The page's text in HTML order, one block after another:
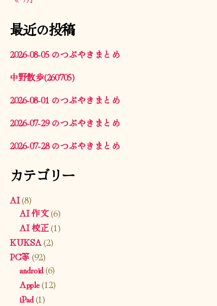
最近の投稿
2026-08-05 のつぶやきまとめ
中野散歩(260705)
2026-08-01 のつぶやきまとめ
2026-07-29 のつぶやきまとめ
2026-07-28 のつぶやきまとめ
カテゴリー
AI(8)
AI 作文(6)
AI 校正(1)
KUKSA(2)
PC等(92)
android(6)
Apple(12)
iPad(1)